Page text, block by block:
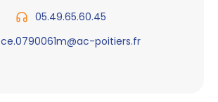
05.49.65.60.45
ce.0790061m@ac-poitiers.fr